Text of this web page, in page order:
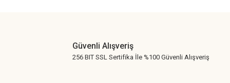
Güvenli Alışveriş
256 BIT SSL Sertifika İle %100 Güvenli Alışveriş